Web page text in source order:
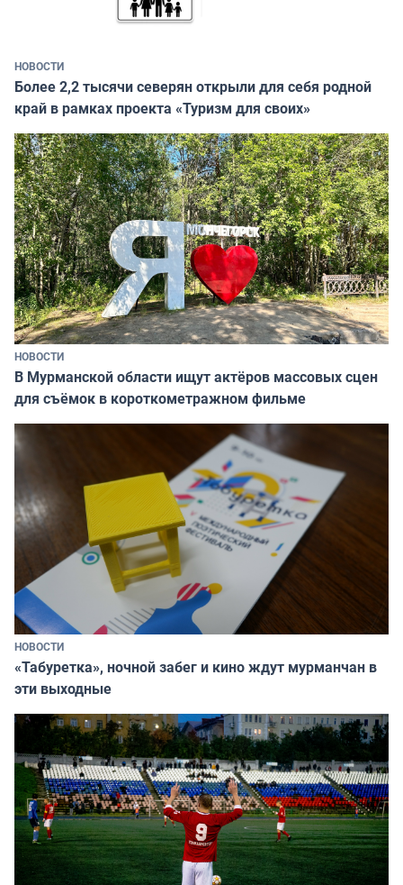
НОВОСТИ
Более 2,2 тысячи северян открыли для себя родной
край в рамках проекта «Туризм для своих»
НОВОСТИ
В Мурманской области ищут актёров массовых сцен
для съёмок в короткометражном фильме
НОВОСТИ
«Табуретка», ночной забег и кино ждут мурманчан в
эти выходные